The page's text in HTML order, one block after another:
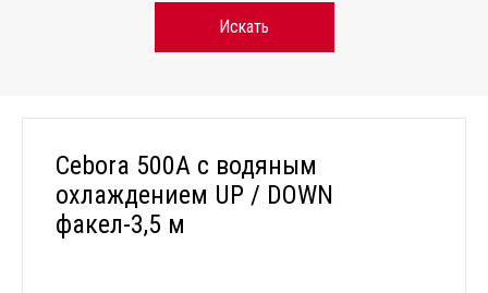
Искать
Cebora 500A с водяным
охлаждением UP / DOWN
факел-3,5 м